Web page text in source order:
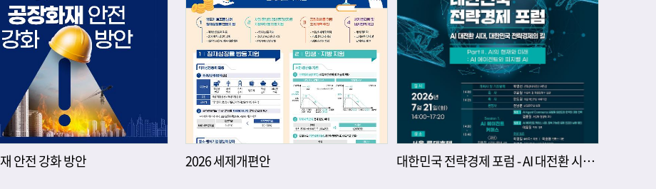
안전 강화 방안 2026 세제개편안 대한민국 전략경제 포럼 - AI 대전환 시대, 대한민국 전략경제의 길